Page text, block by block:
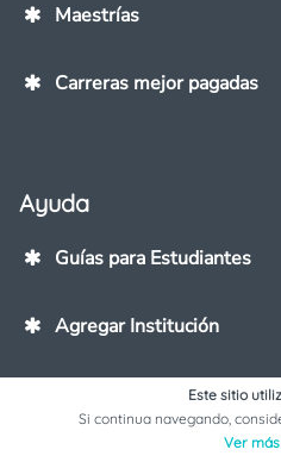
Maestrías
Carreras mejor pagadas
Ayuda
Guías para Estudiantes
Agregar Institución
Este sitio
Si continua navegando,
Ver más